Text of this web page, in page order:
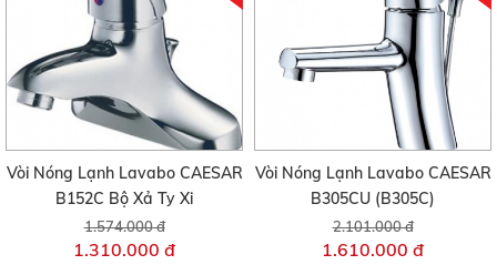
Vòi Nóng Lạnh Lavabo CAESAR
B152C Bộ Xả Ty Xi
1.574.000 đ
1.310.000 đ
Vòi Nóng Lạnh Lavabo CAESAR
B305CU (B305C)
2.101.000 đ
1.610.000 đ